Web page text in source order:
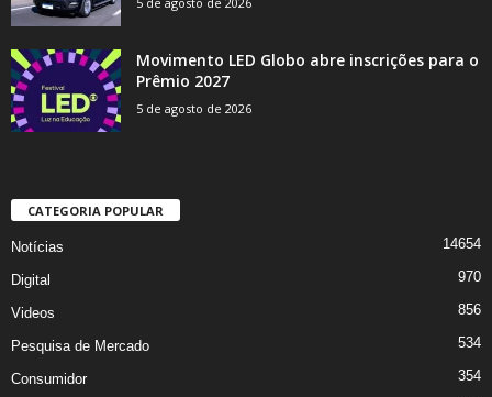
Movimento LED Globo abre inscrições para o
Prêmio 2027
5 de agosto de 2026
CATEGORIA POPULAR
Notícias 14654
Digital 970
Videos 856
Pesquisa de Mercado 534
Consumidor 354